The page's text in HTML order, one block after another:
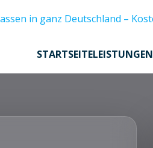
STARTSEITELEISTUNGEN